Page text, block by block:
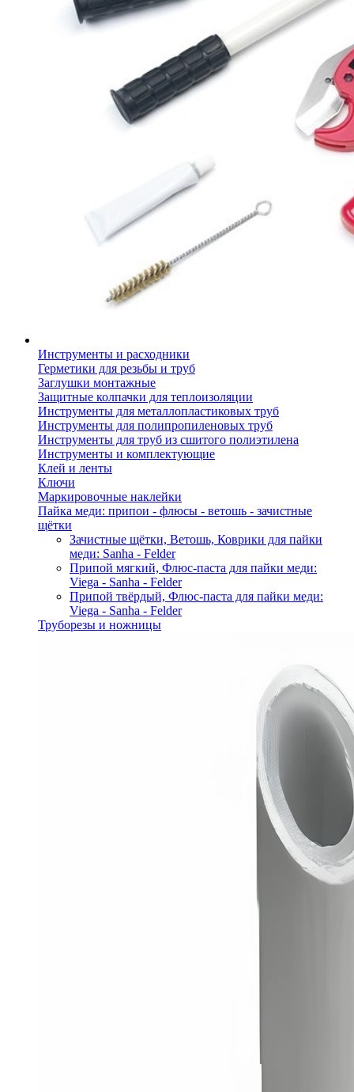
Инструменты и расходники
Герметики для резьбы и труб
Заглушки монтажные
Защитные колпачки для теплоизоляции
Инструменты для металлопластиковых труб
Инструменты для полипропиленовых труб
Инструменты для труб из сшитого полиэтилена
Инструменты и комплектующие
Клей и ленты
Ключи
Маркировочные наклейки
Пайка меди: припои - флюсы - ветошь - зачистные
щётки
Зачистные щётки, Ветошь, Коврики для пайки
меди: Sanha - Felder
Припой мягкий, Флюс-паста для пайки меди:
Viega - Sanha - Felder
Припой твёрдый, Флюс-паста для пайки меди:
Viega - Sanha - Felder
Труборезы и ножницы